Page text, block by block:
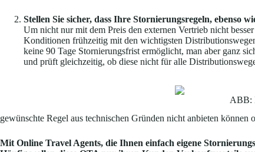
Stellen Sie sicher, dass Ihre Stornierungsregeln, ebenso
Um nicht nur mit dem Preis den externen Vertrieb nicht
Konditionen frühzeitig mit den wichtigsten
keine 90 Tage Stornierungsfrist ermöglicht, man aber ganz
und prüft gleichzeitig, ob diese nicht für alle
ABB:
gewünschte Regel aus technischen Gründen nicht anbieten können
Mit Online Travel Agents, die Ihnen einfach eigene